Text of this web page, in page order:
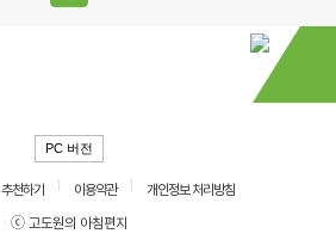
PC 버전
추천하기 이용약관
개인정보 처리방침
ⓒ 고도원의 아침편지